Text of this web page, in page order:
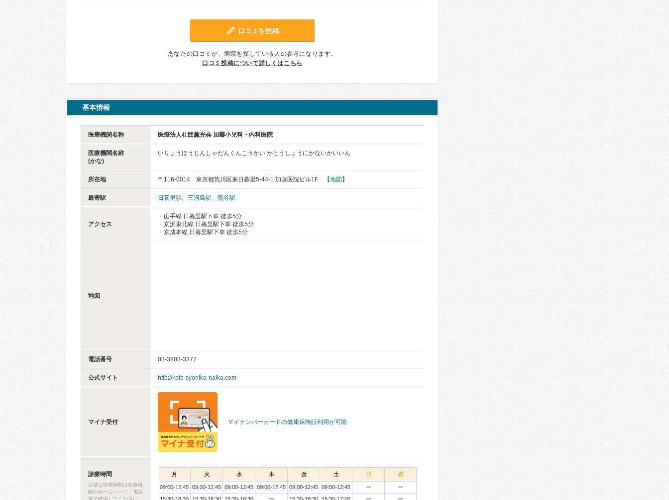
口コミを投稿
あなたの口コミが、病院を探している人の参考になります。
口コミ投稿について詳しくはこちら
基本情報
医療機関名称 医療法人社団薫光会 加藤小児科・内科医院
医療機関名称
(かな)
いりょうほうじんしゃだんくんこうかい かとうしょうにかないかいいん
所在地 〒116-0014 東京都荒川区東日暮里5-44-1 加藤医院ビル1F 【地図 】
最寄駅 日暮里駅、 三河島駅、 鶯谷駅
アクセス
・山手線 日暮里駅下車 徒歩5分
・京浜東北線 日暮里駅下車 徒歩5分
・京成本線 日暮里駅下車 徒歩5分
地図
電話番号 03-3803-3377
公式サイト http://kato-syonika-naika.com
マイナ受付 マイナンバーカードの健康保険証利用が可能
診療時間
正確な診療時間は医療機
関のホームページ・電話
等で確認してください
月 火 水 木 金 土 日 祝
09:00-12:45 09:00-12:45 09:00-12:45 09:00-12:45 09:00-12:45 09:00-12:45 ー
ー